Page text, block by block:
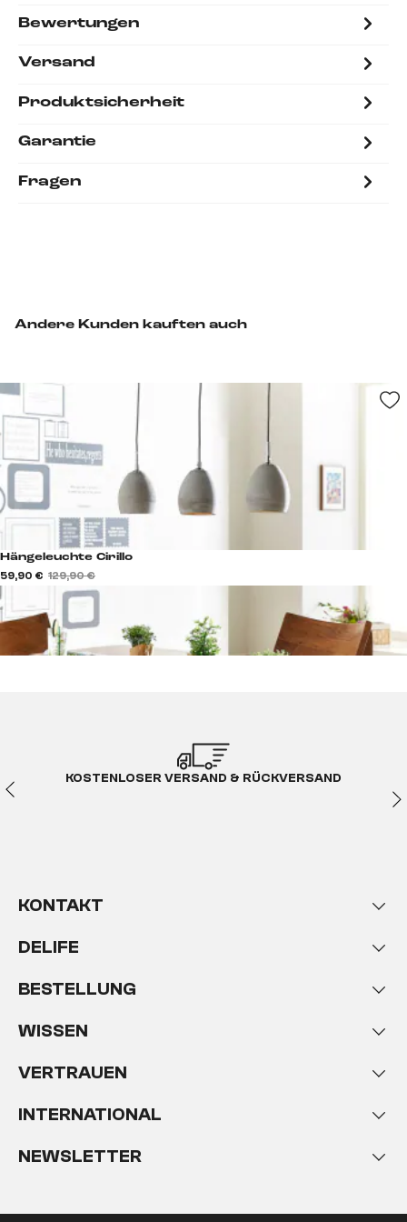
Bewertungen
Versand
Produktsicherheit
Garantie
Fragen
Andere Kunden kauften auch
Hängeleuchte Cirillo
59,90 € 129,90 €
KOSTENLOSER VERSAND & RÜCKVERSAND
KONTAKT
DELIFE
BESTELLUNG
WISSEN
VERTRAUEN
INTERNATIONAL
NEWSLETTER